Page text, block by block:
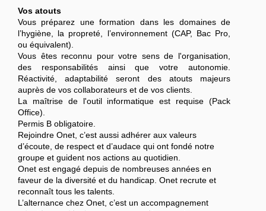
Vos atouts
Vous préparez une formation dans les domaines de
l’hygiène, la propreté, l’environnement (CAP, Bac Pro,
ou équivalent).
Vous êtes reconnu pour votre sens de l'organisation,
des responsabilités ainsi que votre autonomie.
Réactivité, adaptabilité seront des atouts majeurs
auprès de vos collaborateurs et de vos clients.
La maîtrise de l'outil informatique est requise (Pack
Office).
Permis B obligatoire.
Rejoindre Onet, c’est aussi adhérer aux valeurs
d’écoute, de respect et d’audace qui ont fondé notre
groupe et guident nos actions au quotidien.
Onet est engagé depuis de nombreuses années en
faveur de la diversité et du handicap. Onet recrute et
reconnaît tous les talents.
L’alternance chez Onet, c’est un accompagnement